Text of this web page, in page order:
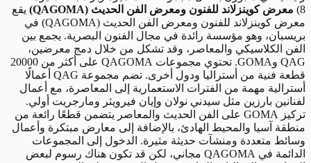
8) معرض كوينزلاند للفنون ومعرض الفن الحديث (QAGOMA)
يقع
معرض كوينزلاند للفنون ومعرض الفن الحديث (QAGOMA) في
بريسبان، وهو مؤسسة رائدة في مجال الفنون البصرية. يجمع بين
الفن الكلاسيكي والمعاصر، وقد تشكل من خلال دمج معرضين،
QAG وGOMA. تحتوي مجموعات QAGOMA على أكثر من 20000
قطعة فنية من أستراليا ودول أخرى. تضم مجموعة QAG أعمالًا
أسترالية مهمة من الفترات الاستعمارية إلى المعاصرة، مع أعمال
لفنانين بارزين مثل سيدني نولان وإيان فيرويثر ومارجريت أولي.
تركيز GOMA على الفن الحديث والمعاصر يتضمن قطعًا رائعة من
منطقة آسيا والمحيط الهادئ، بالإضافة إلى معارض مبتكرة وأعمال
وسائط متعددة ومنشآت حديثة مثيرة. الدخول إلى المجموعات
الدائمة في QAGOMA مجاني، لكن قد تكون هناك رسوم لبعض